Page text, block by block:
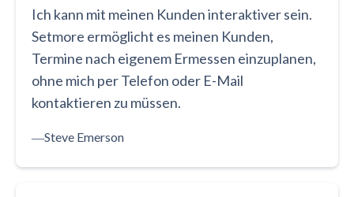
Ich kann mit meinen Kunden interaktiver sein.
Setmore ermöglicht es meinen Kunden,
Termine nach eigenem Ermessen einzuplanen,
ohne mich per Telefon oder E-Mail
kontaktieren zu müssen.
―Steve Emerson